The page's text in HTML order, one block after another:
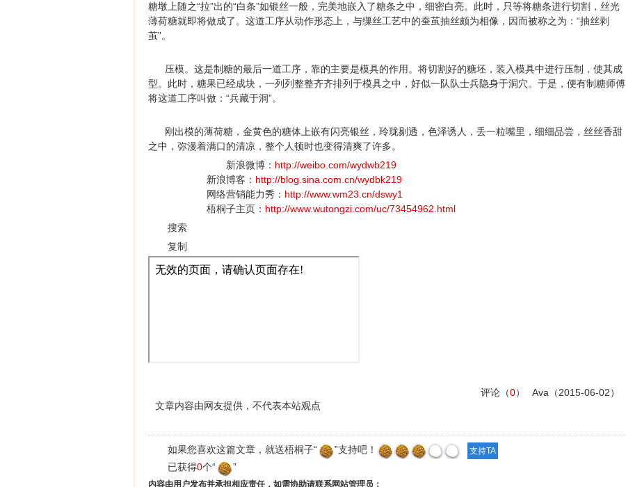
糖墩上随之“拉”出的“白条”如银丝一般，完美地嵌入了糖条之中，细密白亮。此时，只等将糖条进行切割，丝光
薄荷糖就即将做成了。这道工序从动作形态上，与缫丝工艺中的蚕茧抽丝颇为相像，因而被称之为：“抽丝剥
茧”。
压模。这是制糖的最后一道工序，靠的主要是模具的作用。将切割好的糖坯，装入模具中进行压制，使其成
型。此时，糖果已经成块，一列列整整齐齐排列于模具之中，好似一队队士兵隐身于洞穴。于是，便有制糖师傅
将这道工序叫做：“兵藏于洞”。
刚出模的薄荷糖，金黄色的糖体上嵌有闪亮银丝，玲珑剔透，色泽诱人，丢一粒嘴里，细细品尝，丝丝香甜
之中，弥漫着满口的清凉，整个人顿时也变得清爽了许多。
新浪微博： http://weibo.com/wydwb219
新浪博客： http://blog.sina.com.cn/wydbk219
网络营销能力秀： http://www.wm23.cn/dswy1
梧桐子主页： http://www.wutongzi.com/uc/73454962.html
搜索
复制
Ava （2015-06-02）
评论（0）
文章内容由网友提供，不代表本站观点
如果您喜欢这篇文章，就送梧桐子“
”支持吧！
已获得0个“ ”
内容由用户发布并承担相应责任，如需协助请联系网站管理员：